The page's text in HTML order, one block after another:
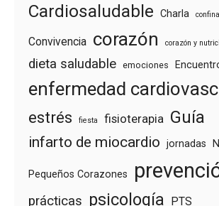
Cardiosaludable Charla
Convivencia corazón corazón y
dieta saludable emociones
enfermedad
estrés fiesta fisioterapia Guía
infarto de miocardio jornadas
Pequeños Corazones
prácticas psicología PTS